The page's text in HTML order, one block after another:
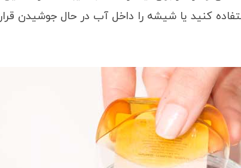
کنید یا شیشه را داخل آب در حال جوشیدن قرار